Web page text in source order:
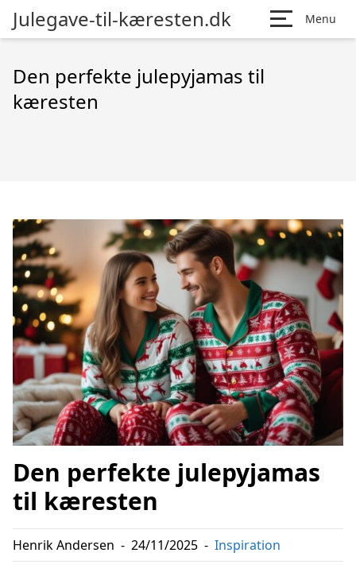
Julegave-til-kæresten.dk Menu
Den perfekte julepyjamas til
kæresten
Den perfekte julepyjamas
til kæresten
Henrik Andersen - 24/11/2025 - Inspiration